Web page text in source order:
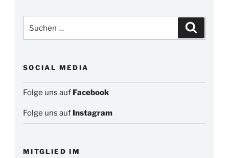
nach:
SOCIAL MEDIA
Folge uns auf Facebook
Folge uns auf Instagram
MITGLIED IM